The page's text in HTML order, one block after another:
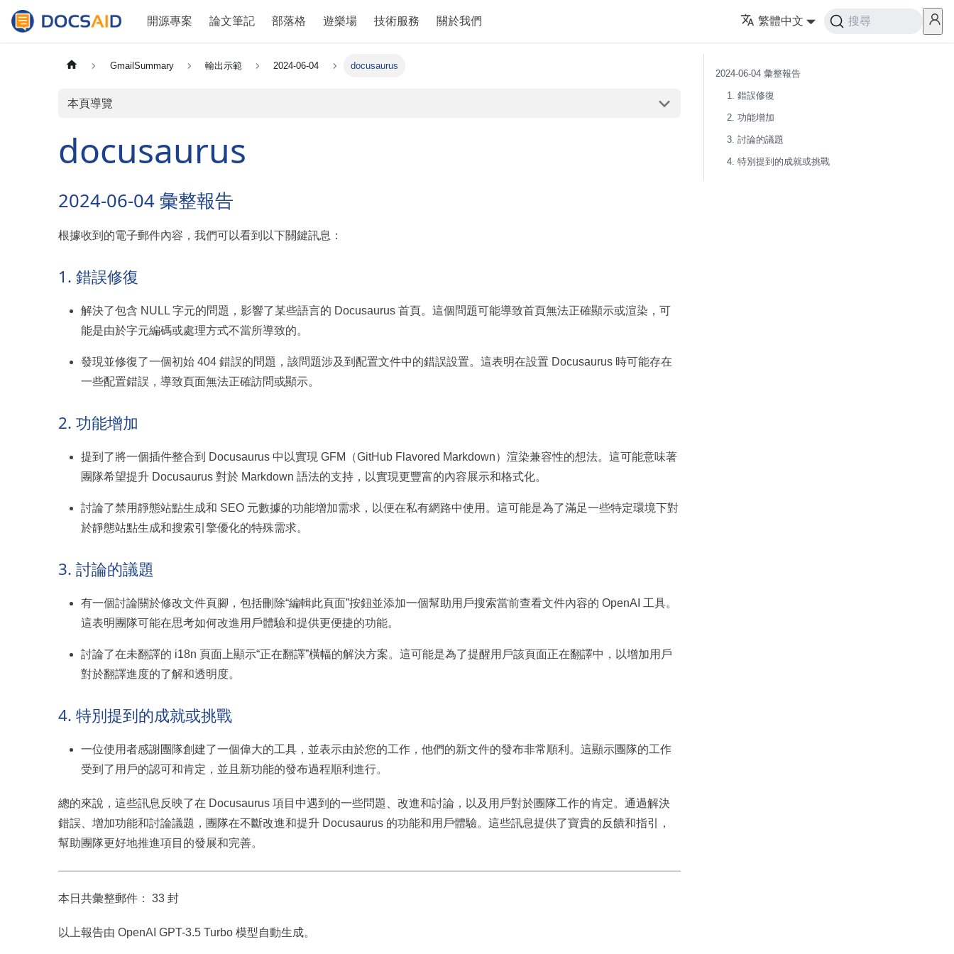
開源專案 論文筆記 部落格 遊樂場 技術服務 關於我們 繁體中文 搜尋
GmailSummary 輸出示範 2024-06-04 docusaurus
本頁導覽
docusaurus
2024-06-04 彙整報告
根據收到的電子郵件內容，我們可以看到以下關鍵訊息：
1. 錯誤修復
解決了包含 NULL 字元的問題，影響了某些語言的 Docusaurus 首頁。這個問題可能導致首頁無法正確顯示或渲染，可
能是由於字元編碼或處理方式不當所導致的。
發現並修復了一個初始 404 錯誤的問題，該問題涉及到配置文件中的錯誤設置。這表明在設置 Docusaurus 時可能存在
一些配置錯誤，導致頁面無法正確訪問或顯示。
2. 功能增加
提到了將一個插件整合到 Docusaurus 中以實現 GFM（GitHub Flavored Markdown）渲染兼容性的想法。這可能意味著
團隊希望提升 Docusaurus 對於 Markdown 語法的支持，以實現更豐富的內容展示和格式化。
討論了禁用靜態站點生成和 SEO 元數據的功能增加需求，以便在私有網路中使用。這可能是為了滿足一些特定環境下對
於靜態站點生成和搜索引擎優化的特殊需求。
3. 討論的議題
有一個討論關於修改文件頁腳，包括刪除“編輯此頁面”按鈕並添加一個幫助用戶搜索當前查看文件內容的 OpenAI 工具。
這表明團隊可能在思考如何改進用戶體驗和提供更便捷的功能。
討論了在未翻譯的 i18n 頁面上顯示“正在翻譯”橫幅的解決方案。這可能是為了提醒用戶該頁面正在翻譯中，以增加用戶
對於翻譯進度的了解和透明度。
4. 特別提到的成就或挑戰
一位使用者感謝團隊創建了一個偉大的工具，並表示由於您的工作，他們的新文件的發布非常順利。這顯示團隊的工作
受到了用戶的認可和肯定，並且新功能的發布過程順利進行。
總的來說，這些訊息反映了在 Docusaurus 項目中遇到的一些問題、改進和討論，以及用戶對於團隊工作的肯定。通過解決
錯誤、增加功能和討論議題，團隊在不斷改進和提升 Docusaurus 的功能和用戶體驗。這些訊息提供了寶貴的反饋和指引，
幫助團隊更好地推進項目的發展和完善。
本日共彙整郵件： 33 封
以上報告由 OpenAI GPT-3.5 Turbo 模型自動生成。
2024-06-04 彙整報告
1. 錯誤修復
2. 功能增加
3. 討論的議題
4. 特別提到的成就或挑戰